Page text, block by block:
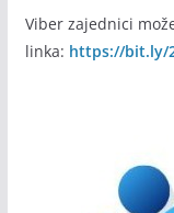
Viber zajednici
linka: https://bit.ly/